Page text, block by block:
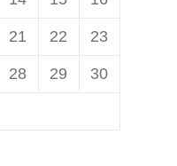
21 22 23
28 29 30